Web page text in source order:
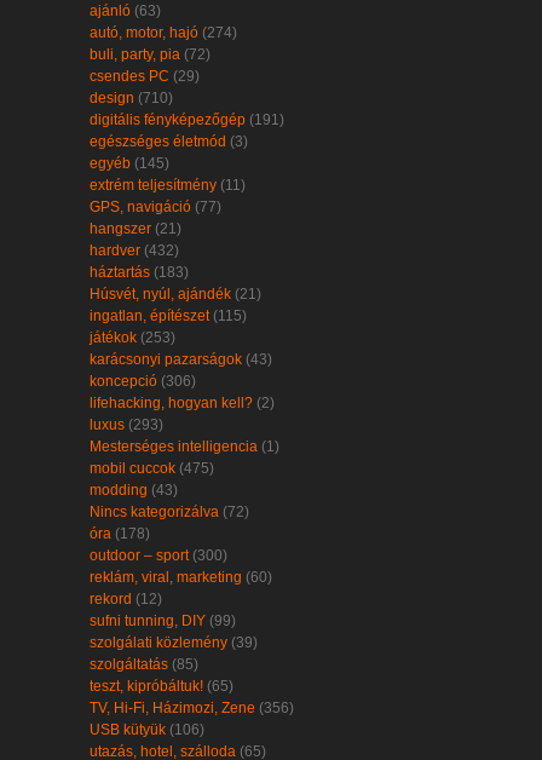
ajánló (63)
autó, motor, hajó (274)
buli, party, pia (72)
csendes PC (29)
design (710)
digitális fényképezőgép (191)
egészséges életmód (3)
egyéb (145)
extrém teljesítmény (11)
GPS, navigáció (77)
hangszer (21)
hardver (432)
háztartás (183)
Húsvét, nyúl, ajándék (21)
ingatlan, építészet (115)
játékok (253)
karácsonyi pazarságok (43)
koncepció (306)
lifehacking, hogyan kell? (2)
luxus (293)
Mesterséges intelligencia (1)
mobil cuccok (475)
modding (43)
Nincs kategorizálva (72)
óra (178)
outdoor – sport (300)
reklám, viral, marketing (60)
rekord (12)
sufni tunning, DIY (99)
szolgálati közlemény (39)
szolgáltatás (85)
teszt, kipróbáltuk! (65)
TV, Hi-Fi, Házimozi, Zene (356)
USB kütyük (106)
utazás, hotel, szálloda (65)